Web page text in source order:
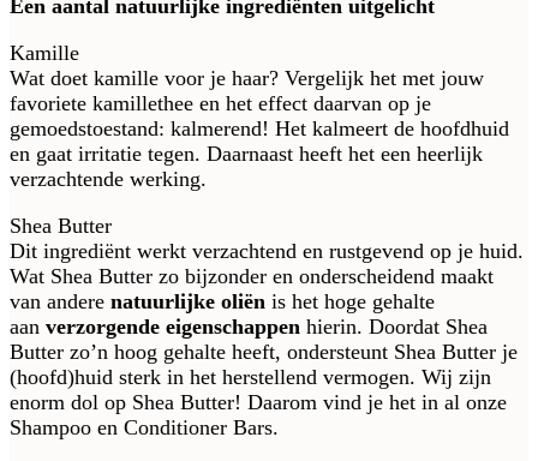
Een aantal natuurlijke ingrediënten uitgelicht
Kamille
Wat doet kamille voor je haar? Vergelijk het met jouw
favoriete kamillethee en het effect daarvan op je
gemoedstoestand: kalmerend! Het kalmeert de hoofdhuid
en gaat irritatie tegen. Daarnaast heeft het een heerlijk
verzachtende werking.
Shea Butter
Dit ingrediënt werkt verzachtend en rustgevend op je huid.
Wat Shea Butter zo bijzonder en onderscheidend maakt
van andere natuurlijke oliën is het hoge gehalte
aan verzorgende eigenschappen hierin. Doordat Shea
Butter zo’n hoog gehalte heeft, ondersteunt Shea Butter je
(hoofd)huid sterk in het herstellend vermogen. Wij zijn
enorm dol op Shea Butter! Daarom vind je het in al onze
Shampoo en Conditioner Bars.